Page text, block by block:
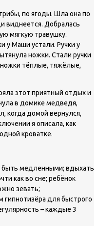
по ягоды. Шла она по
виднеется. Добралась
мягкую травушку.
у Маши устали. Ручки у
ножки. Стали ручки
тёплые, тяжёлые,
этот приятный отдых и
в домике медведя,
когда домой вернулся,
я описала, как
кроватке.
медленными; вдыхать
как во сне; ребёнок
зевать;
гипнотизёра для быстрого
– каждые 3